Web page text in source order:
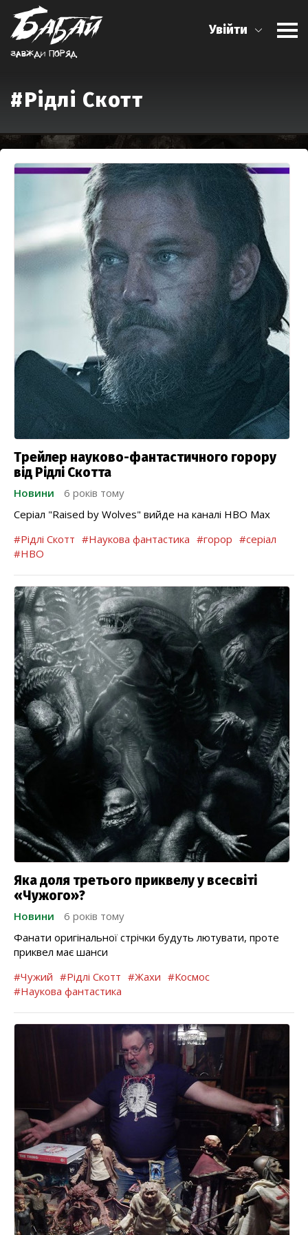
Завжди поряд
Увійти
#Рідлі Скотт
Трейлер науково-фантастичного горору
від Рідлі Скотта
Новини
6 років тому
Серіал "Raised by Wolves" вийде на каналі HBO Max
#Рідлі Скотт #Наукова фантастика #горор #серіал
#HBO
Яка доля третього приквелу у всесвіті
«Чужого»?
Новини
6 років тому
Фанати оригінальної стрічки будуть лютувати, проте
приквел має шанси
#Чужий #Рідлі Скотт #Жахи #Космос
#Наукова фантастика